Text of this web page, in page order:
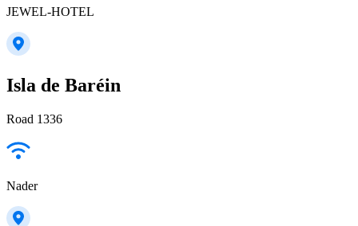
JEWEL-HOTEL
Isla de Baréin
Road 1336
Nader